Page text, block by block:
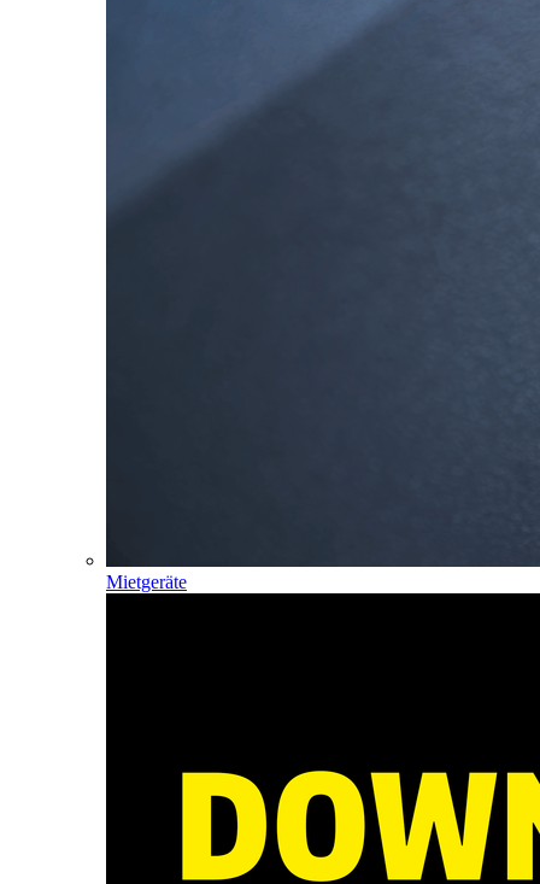
Mietgeräte